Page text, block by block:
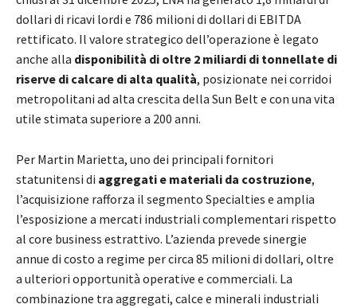
dollari di ricavi lordi e 786 milioni di dollari di EBITDA
rettificato. Il valore strategico dell’operazione è legato
anche alla disponibilità di oltre 2 miliardi di tonnellate di
riserve di calcare di alta qualità, posizionate nei corridoi
metropolitani ad alta crescita della Sun Belt e con una vita
utile stimata superiore a 200 anni.
Per Martin Marietta, uno dei principali fornitori
statunitensi di aggregati e materiali da costruzione,
l’acquisizione rafforza il segmento Specialties e amplia
l’esposizione a mercati industriali complementari rispetto
al core business estrattivo. L’azienda prevede sinergie
annue di costo a regime per circa 85 milioni di dollari, oltre
a ulteriori opportunità operative e commerciali. La
combinazione tra aggregati, calce e minerali industriali